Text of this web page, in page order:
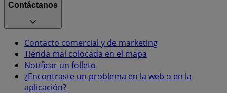
Contáctanos
Contacto comercial y de marketing
Tienda mal colocada en el mapa
Notificar un folleto
¿Encontraste un problema en la web o en la
aplicación?